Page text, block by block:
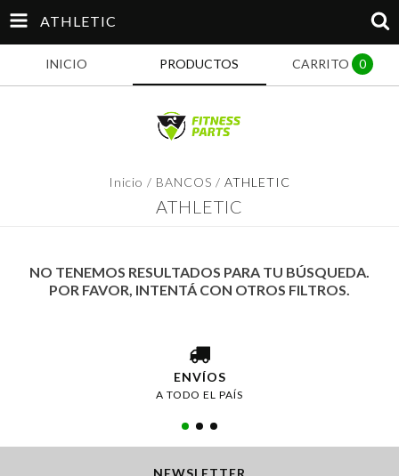
ATHLETIC
INICIO PRODUCTOS CARRITO 0
Inicio / BANCOS / ATHLETIC
ATHLETIC
NO TENEMOS RESULTADOS PARA TU BÚSQUEDA.
POR FAVOR, INTENTÁ CON OTROS FILTROS.
ENVÍOS
A TODO EL PAÍS
NEWSLETTER